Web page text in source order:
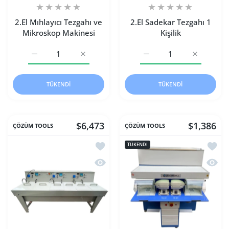
2.El Mıhlayıcı Tezgahı ve
Mikroskop Makinesi
2.El Mıhlayıcı Tezgahı ve Mikroskop
2.El Mıhlayıcı Tezgahı ve Mikroskop Makinesi Default
TÜKENDI
2.El Sadekar Tezgahı 1
Kişilik
2.El
2.El Sadekar Tezgahı
TÜKENDI
ÇÖZÜM TOOLS $6,473
İstek listesine ekle 2.El Özel Kaplama
Hızlı Görünüm 2.El Özel Kaplama
ÇÖZÜM TOOLS $1,386
TÜKENDI
İstek
Hızlı